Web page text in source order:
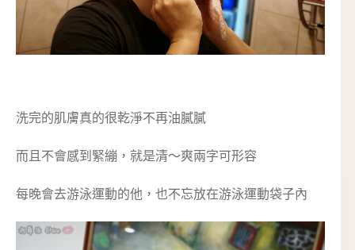
洗完的肌膚真的很乾淨不再油膩膩
而且不會感到緊繃，就是清～爽兩字可形容
每晚會去游泳運動的他，也不忘放在游泳運動袋子內